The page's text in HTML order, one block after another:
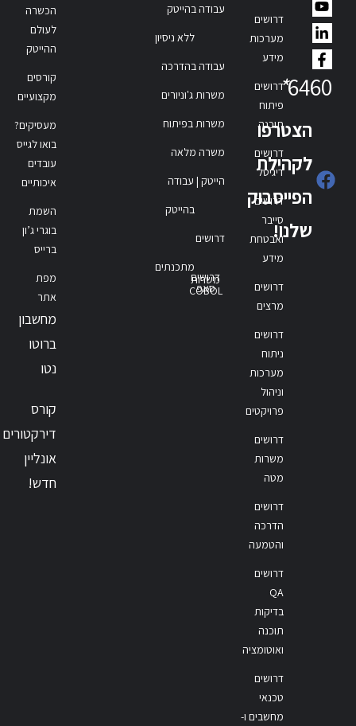
6460
*
הצטרפו
לקהילת
הפייסבוק
שלנו!
דרושים
מערכות
מידע
דרושים
פיתוח
תוכנה
דרושים
דיגיטל
דרושים
סייבר
ואבטחת
מידע
דרושים
מרצים
דרושים
ניתוח
מערכות
וניהול
פרויקטים
דרושים
משרות
מטה
דרושים
הדרכה
והטמעה
דרושים
QA
בדיקות
תוכנה
ואוטומציה
דרושים
טכנאי
מחשבים ו-
עבודה בהייטק
ללא ניסיון
עבודה בהדרכה
משרות ג'וניורים
משרות בפיתוח
משרה מלאה
הייטק | עבודה
בהייטק
דרושים
מתכנתים
דרושים
סאפ
משרות
COBOL
הכשרה
לעולם
ההייטק
קורסים
מקצועיים
מעסיקים?
בואו לגייס
עובדים
איכותיים
השמת
בוגרי ג’ון
ברייס
מפת
אתר
מחשבון
ברוטו
נטו
קורס
דירקטורים
אונליין
חדש!